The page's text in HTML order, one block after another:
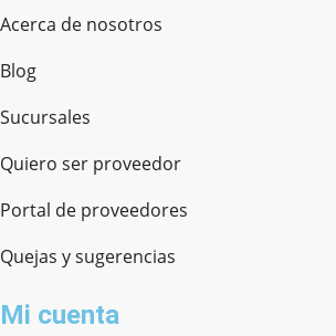
Acerca de nosotros
Blog
Sucursales
Quiero ser proveedor
Portal de proveedores
Quejas y sugerencias
Mi cuenta